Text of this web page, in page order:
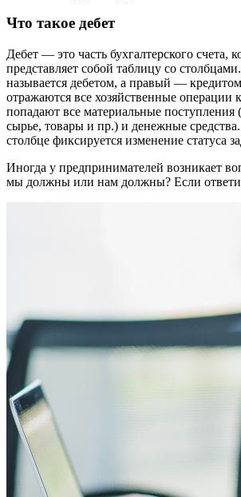
Что такое дебет
Дебет — это часть бухгалтерского счета,
представляет собой таблицу со
называется дебетом, а правый —
отражаются все хозяйственные операции
попадают все материальные поступления
сырье, товары и пр.) и денежные
столбце фиксируется изменение статуса
Иногда у предпринимателей возникает
мы должны или нам должны? Если